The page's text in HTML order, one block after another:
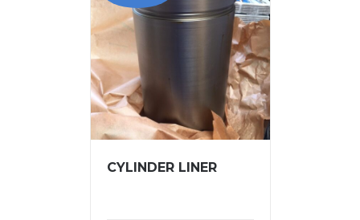
CYLINDER LINER